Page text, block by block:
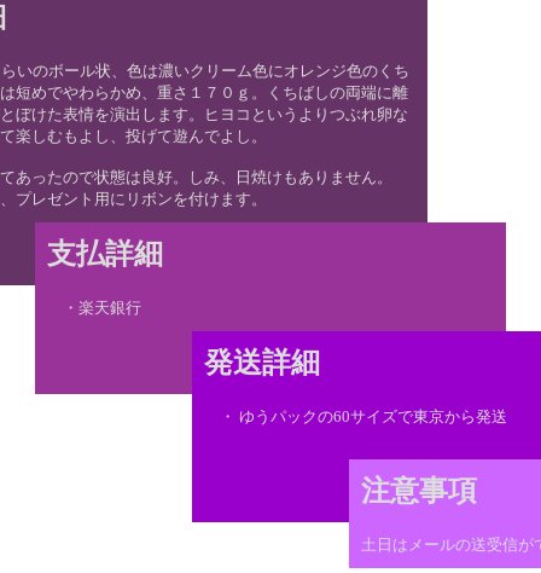
いのボール状、色は濃いクリーム色にオレンジ色のくち
短めでやわらかめ、重さ１７０ｇ。くちばしの両端に離
ぼけた表情を演出します。ヒヨコというよりつぶれ卵な
楽しむもよし、投げて遊んでよし。
あったので状態は良好。しみ、日焼けもありません。
プレゼント用にリボンを付けます。
支払詳細
・楽天銀行
発送詳細
・ ゆうパックの60サイズで東京から発送
注意事項
土日はメールの送受信が